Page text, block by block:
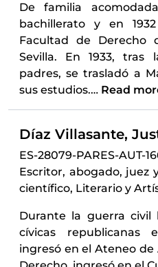
De familia
bachillerato y en
Facultad de Derecho
Sevilla. En 1933, tras
padres, se trasladó a
sus estudios.… Read
Díaz Villasante,
ES-28079-PARES-AUT-
Escritor, abogado, juez
científico, Literario y
Durante la guerra civil
cívicas republicanas
ingresó en el Ateneo de